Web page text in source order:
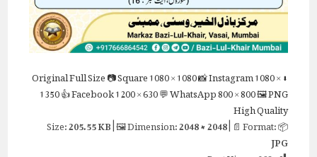
⬇ Original
Full Size📷 Square1080 × 1080📸 Instagram1080 ×
1350👍 Facebook1200 × 630💬 WhatsApp800 × 800🖼 PNG
High Quality
📦 Size:
205.55 KB| 🖼 Dimension:2048 × 2048| 📄 Format:
JPG